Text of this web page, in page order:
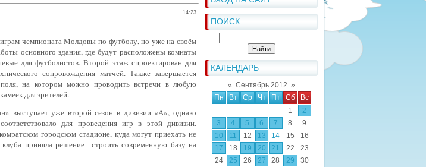
ПОИСК
КАЛЕНДАРЬ
« Сентябрь 2012 »
Пн
Вт Ср Чт Пт Сб
Вс
1
2
3
4 5 6 7 8
9
10
11 12 13 14 15
16
17
18 19 20 21 22
23
24
25 26 27 28 29 30
14:23
чемпионата Молдовы по футболу, но уже на своём
основного здания, где будут расположены комнаты
для футболистов. Второй этаж спроектирован для
сопровождения матчей. Также завершается
поля, на котором можно проводить встречи в любую
для зрителей.
выступает уже второй сезон в дивизии «А», однако
для проведения игр в этой дивизии.
городском стадионе, куда могут приехать не
приняла решение строить современную базу на